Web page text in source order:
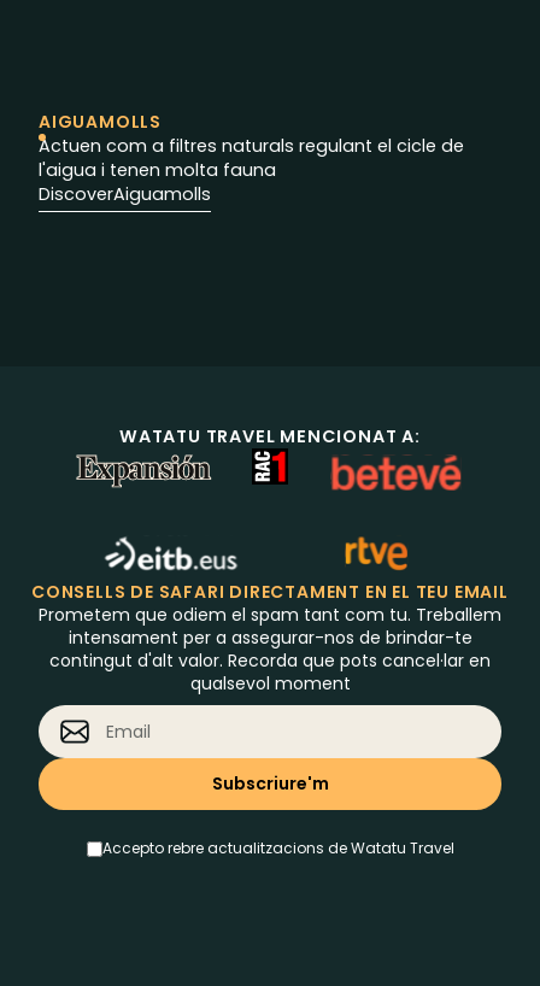
AIGUAMOLLS
Actuen com a filtres naturals regulant el cicle de
l'aigua i tenen molta fauna
DiscoverAiguamolls
WATATU TRAVEL MENCIONAT A:
CONSELLS DE SAFARI DIRECTAMENT EN EL TEU EMAIL
Prometem que odiem el spam tant com tu. Treballem
intensament per a assegurar-nos de brindar-te
contingut d'alt valor. Recorda que pots cancel·lar en
qualsevol moment
Accepto rebre actualitzacions de Watatu Travel